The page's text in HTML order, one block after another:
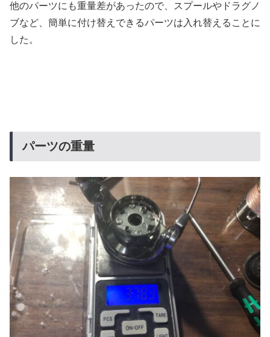
他のパーツにも重量差があったので、スプールやドラグノ
ブなど、簡単に付け替えできるパーツは入れ替えることに
した。
パーツの重量